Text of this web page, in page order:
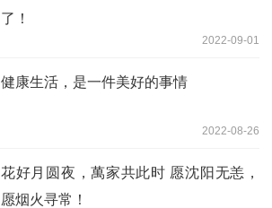
了！
2022-09-01
健康生活，是一件美好的事情
2022-08-26
花好月圆夜，萬家共此时 愿沈阳无恙，
愿烟火寻常！